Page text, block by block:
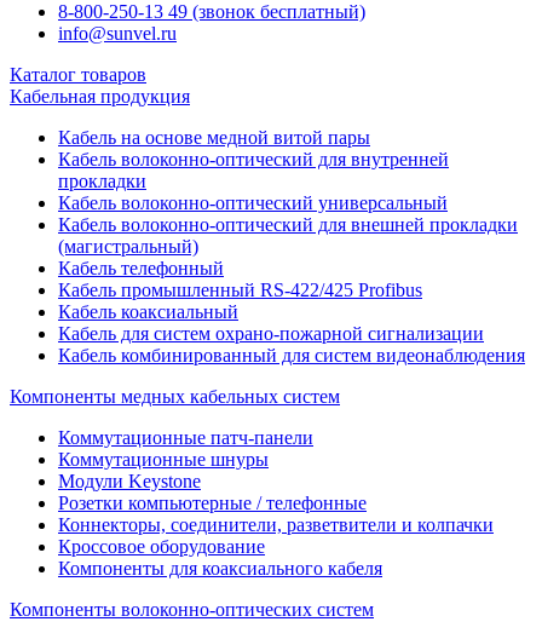
8-800-250-13 49 (звонок бесплатный)
info@sunvel.ru
Каталог товаров
Кабельная продукция
Кабель на основе медной витой пары
Кабель волоконно-оптический для внутренней
прокладки
Кабель волоконно-оптический универсальный
Кабель волоконно-оптический для внешней прокладки
(магистральный)
Кабель телефонный
Кабель промышленный RS-422/425 Profibus
Кабель коаксиальный
Кабель для систем охрано-пожарной сигнализации
Кабель комбинированный для систем видеонаблюдения
Компоненты медных кабельных систем
Коммутационные патч-панели
Коммутационные шнуры
Модули Keystone
Розетки компьютерные / телефонные
Коннекторы, соединители, разветвители и колпачки
Кроссовое оборудование
Компоненты для коаксиального кабеля
Компоненты волоконно-оптических систем